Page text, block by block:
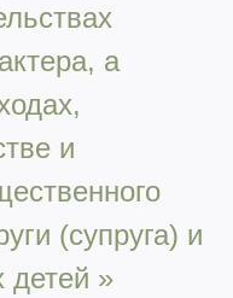
а
и
(супруга) и
детей »